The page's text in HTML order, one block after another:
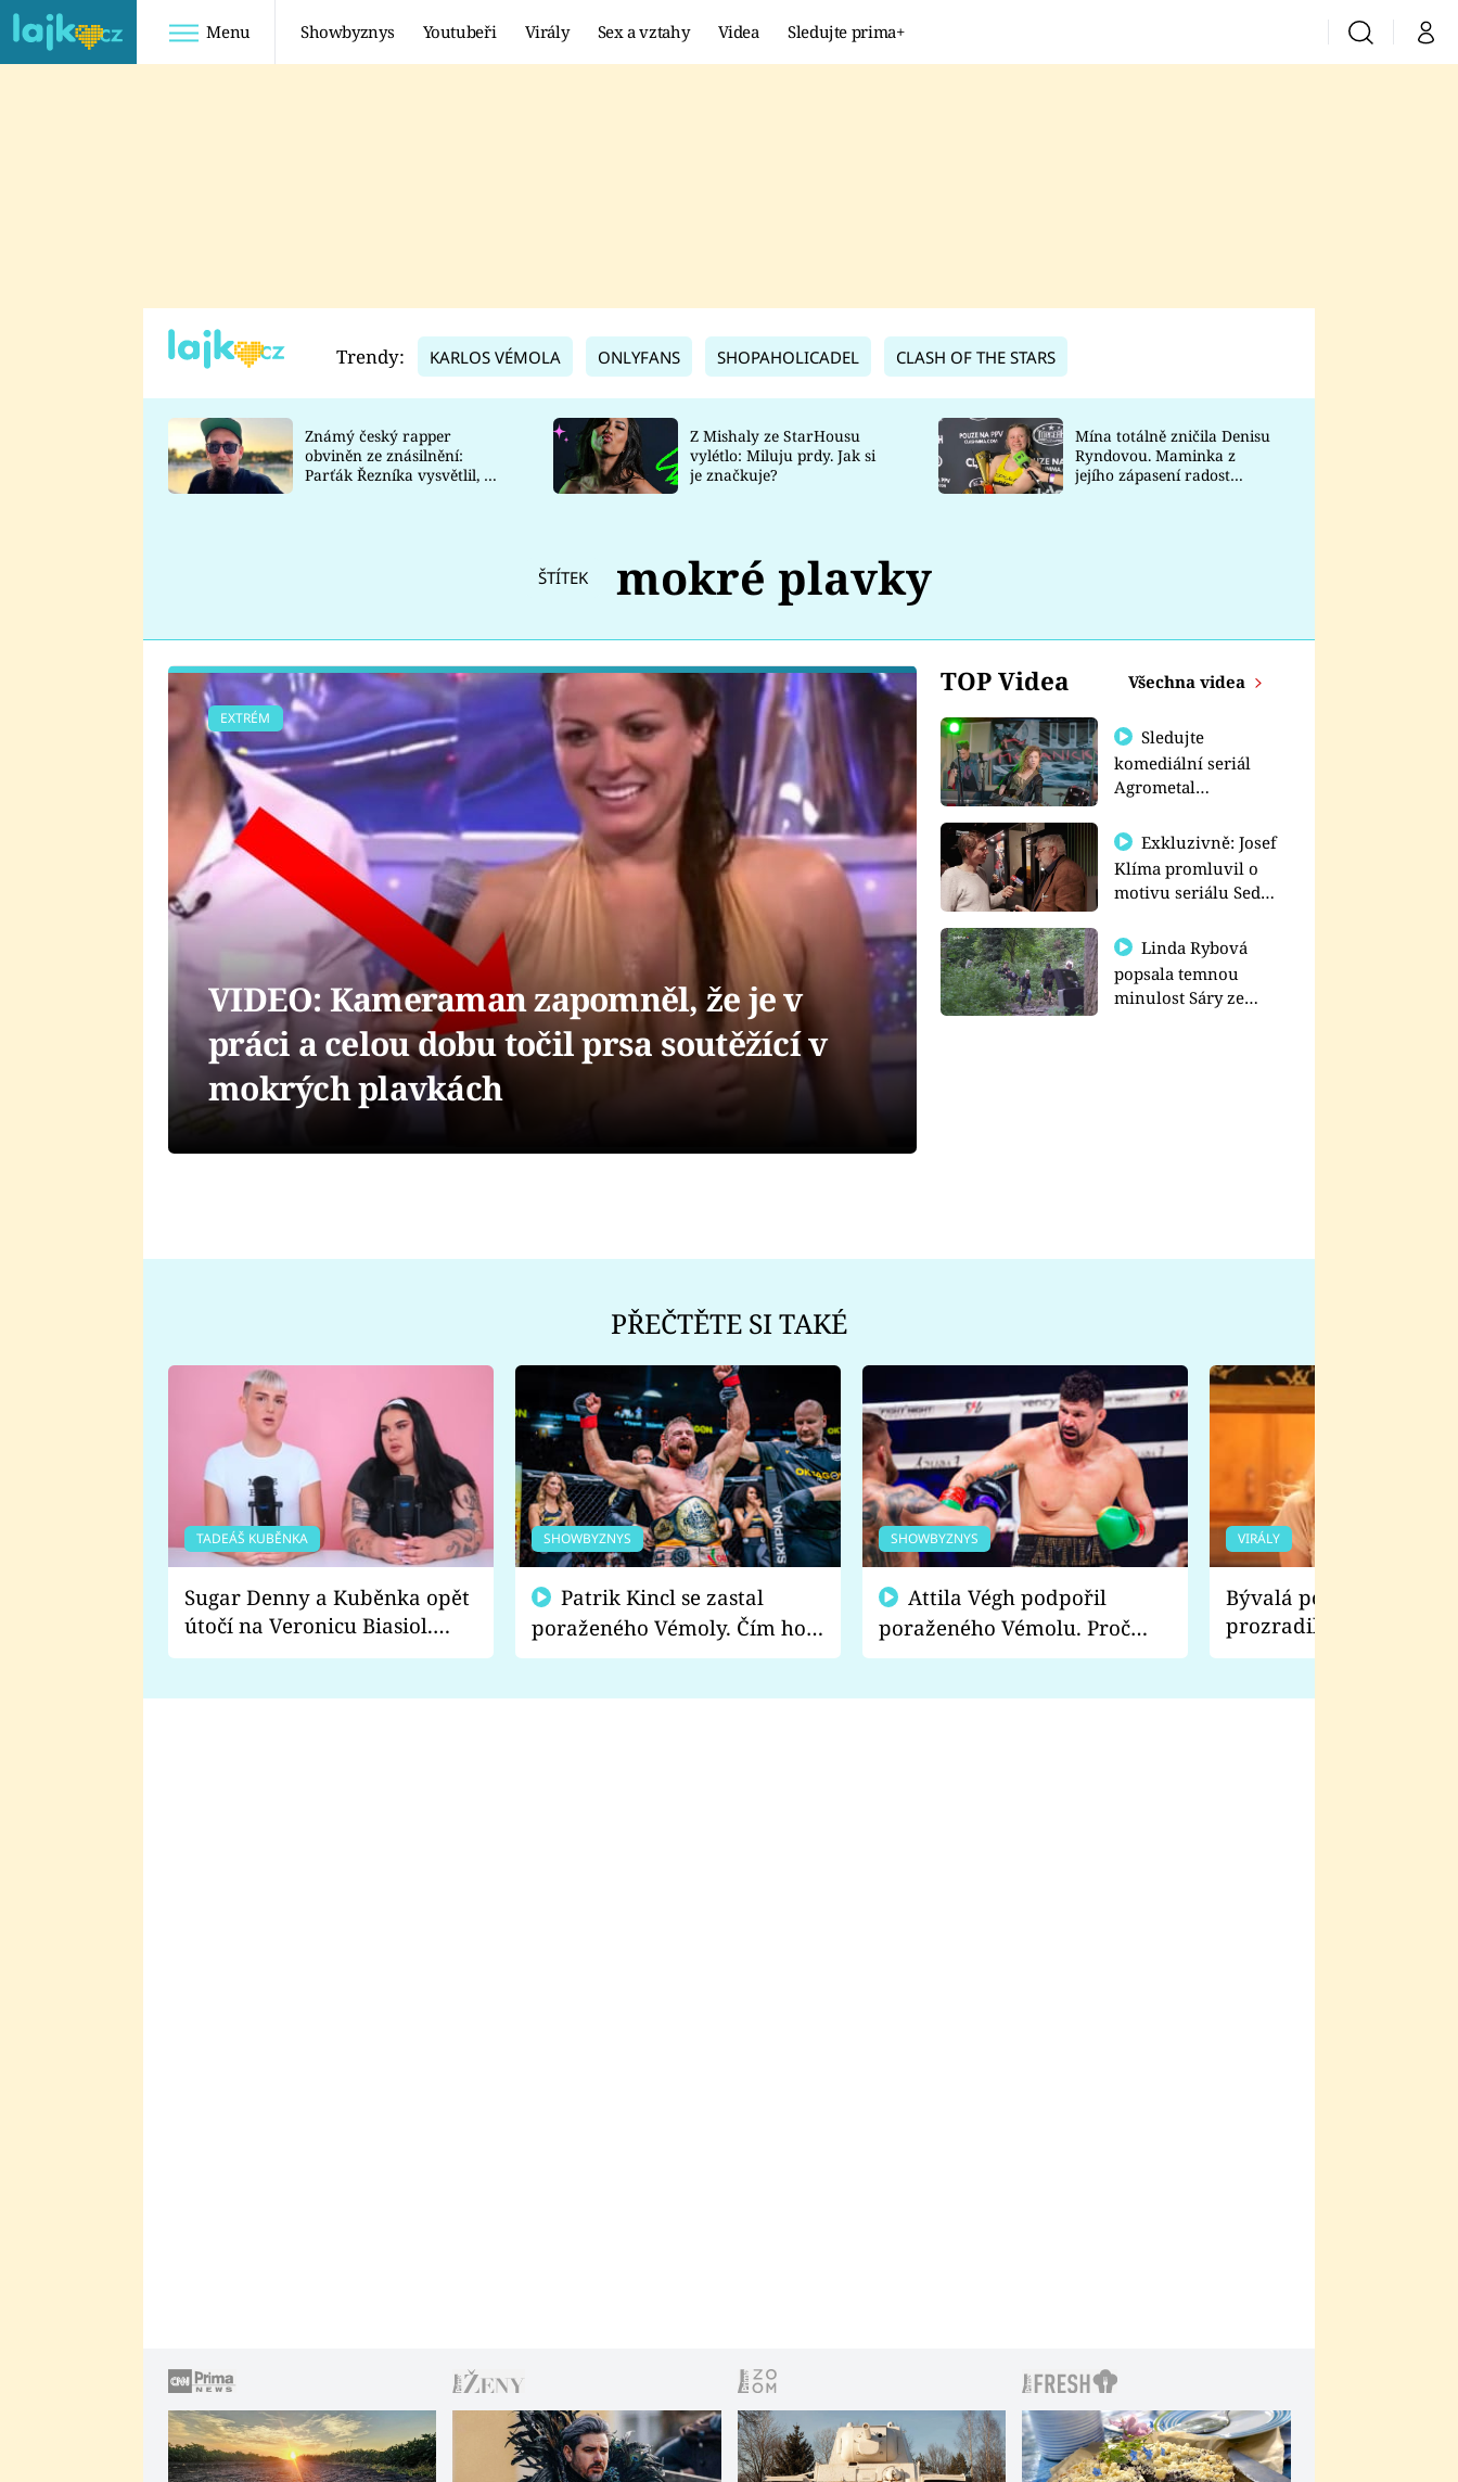
Menu Showbyznys Youtubeři Virály Sex a vztahy Videa Sledujte prima+ VyhledáváníMůj
TADEÁŠ KUBĚNKA
DATEL
Prima Lajk
Sledujte nás
Trendy: KARLOS VÉMOLA ONLYFANS SHOPAHOLICADEL CLASH OF THE STARS
Známý český rapper
obviněn ze znásilnění:
Parťák Řezníka vysvětlil, co
Z Mishaly ze StarHousu
vylétlo: Miluju prdy. Jak si
je značkuje?
Mína totálně zničila Denisu
Ryndovou. Maminka z
jejího zápasení radost
ŠTÍTEK mokré plavky
TOP Videa Všechna videa
Sledujte
komediální seriál
Agrometal
prima+
Exkluzivně: Josef
Klíma promluvil o
motivu seriálu Sedm
Linda Rybová
popsala temnou
minulost Sáry ze
EXTRÉM
VIDEO: Kameraman zapomněl, že je v
práci a celou dobu točil prsa soutěžící v
mokrých plavkách
PŘEČTĚTE SI TAKÉ
TADEÁŠ KUBĚNKA
Sugar Denny a Kuběnka opět
útočí na Veronicu Biasiol.
Proč je podle nich falešná a
SHOWBYZNYS
poraženého Vémoly. Čím ho
fanoušci naštvali?
SHOWBYZNYS
poraženého Vémolu. Proč
chce raději zápasit s ním než
VIRÁLY
Bývalá pornoherečka
prozradila, co ji
natáčení Euforie.